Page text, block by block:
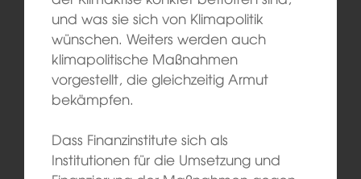
und was sie sich von Klimapolitik
wünschen. Weiters werden auch
klimapolitische Maßnahmen
vorgestellt, die gleichzeitig Armut
bekämpfen.
Dass Finanzinstitute sich als
Institutionen für die Umsetzung und